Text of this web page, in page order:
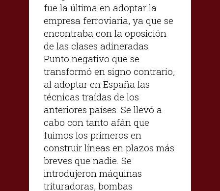
fue la última en adoptar la
empresa ferroviaria, ya que se
encontraba con la oposición
de las clases adineradas.
Punto negativo que se
transformó en signo contrario,
al adoptar en España las
técnicas traídas de los
anteriores países. Se llevó a
cabo con tanto afán que
fuimos los primeros en
construir líneas en plazos más
breves que nadie. Se
introdujeron máquinas
trituradoras, bombas